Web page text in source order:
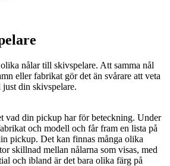
nålar till skivspelare. Att samma nål
eller fabrikat gör det än svårare att veta
din skivspelare.
vad din pickup har för beteckning. Under
och modell och får fram en lista på
pickup. Det kan finnas många olika
skillnad mellan nålarna som visas, med
och ibland är det bara olika färg på